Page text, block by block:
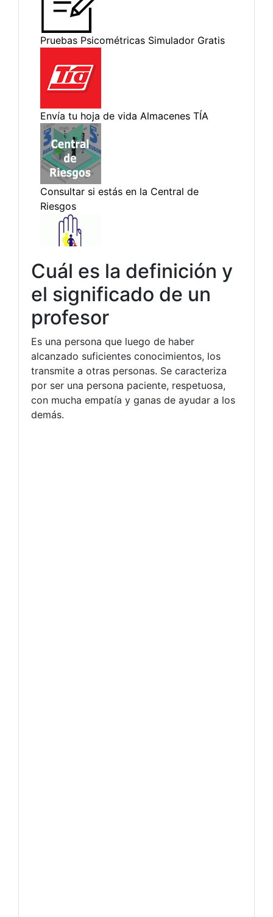
Cuál es la definición y
el significado de un
profesor
Es una persona que luego de haber
alcanzado suficientes conocimientos, los
transmite a otras personas. Se caracteriza
por ser una persona paciente, respetuosa,
con mucha empatía y ganas de ayudar a los
demás.